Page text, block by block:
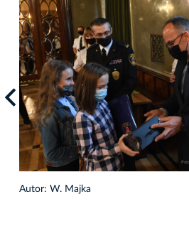
Autor: W. Majka